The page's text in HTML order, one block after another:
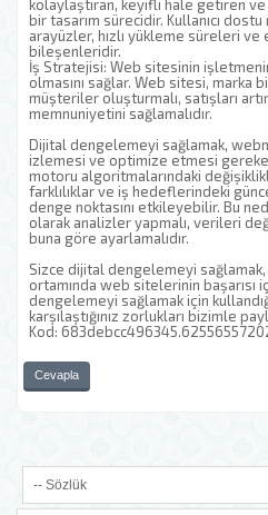
kolaylaştıran, keyifli hale getiren ve
bir tasarım sürecidir. Kullanıcı
arayüzler, hızlı yükleme süreleri
bileşenleridir.
İş Stratejisi: Web sitesinin
olmasını sağlar. Web sitesi, marka
müşteriler oluşturmalı, satışları
memnuniyetini sağlamalıdır.
Dijital dengelemeyi sağlamak,
izlemesi ve optimize etmesi
motoru algoritmalarındaki
farklılıklar ve iş hedeflerindeki
denge noktasını etkileyebilir. Bu
olarak analizler yapmalı, verileri
buna göre ayarlamalıdır.
Sizce dijital dengelemeyi
ortamında web sitelerinin başarısı
dengelemeyi sağlamak için
karşılaştığınız zorlukları bizimle
Kod:
Cevapla